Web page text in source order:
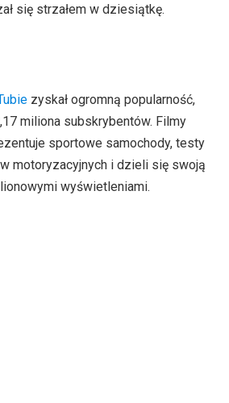
się strzałem w dziesiątkę.
zyskał ogromną popularność,
miliona subskrybentów. Filmy
sportowe samochody, testy
motoryzacyjnych i dzieli się swoją
wyświetleniami.